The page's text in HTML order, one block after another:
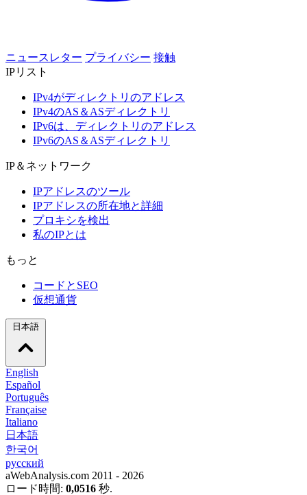
ニュースレター プライバシー 接触
IPリスト
IPv4がディレクトリのアドレス
IPv4のAS＆ASディレクトリ
IPv6は、ディレクトリのアドレス
IPv6のAS＆ASディレクトリ
IP＆ネットワーク
IPアドレスのツール
IPアドレスの所在地と詳細
プロキシを検出
私のIPとは
もっと
コードとSEO
仮想通貨
English
Español
Português
Française
Italiano
日本語
한국어
русский
aWebAnalysis.com 2011 - 2026
ロード時間: 0,0516 秒.